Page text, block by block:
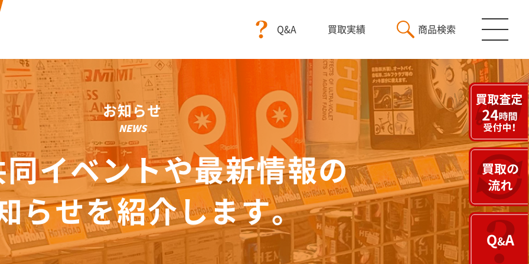
Q&A 買取実績 商品検索
お知らせ
NEWS
同イベントや最新情報の
らせを紹介します。